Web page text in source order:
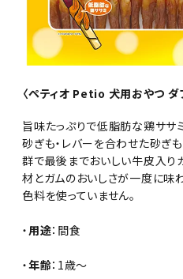
〈ペティオ Petio 犬用おやつ ダ
旨味たっぷりで低脂肪な鶏ササ
砂ぎも・レバーを合わせた砂ぎ
群で最後までおいしい牛皮入り
材とガムのおいしさが一度に味
色料を使っていません。
・ 用途：間食
・年齢：1歳～